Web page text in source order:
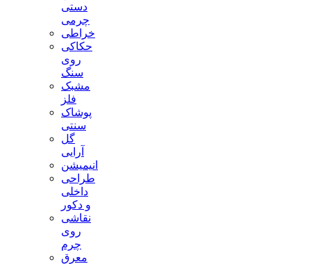
دستی
چرمی
خراطی
حکاکی
روی
سنگ
مشبک
فلز
پوشاک
سنتی
گل
آرایی
انیمیشن
طراحی
داخلی
و دکور
نقاشی
روی
چرم
معرق